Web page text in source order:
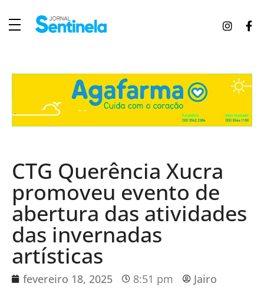
CTG Querência Xucra
promoveu evento de
abertura das atividades
das invernadas
artísticas
fevereiro 18, 2025 8:51 pm Jairo